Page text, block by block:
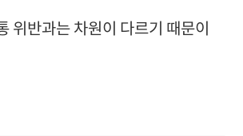
위반과는 차원이 다르기 때문이